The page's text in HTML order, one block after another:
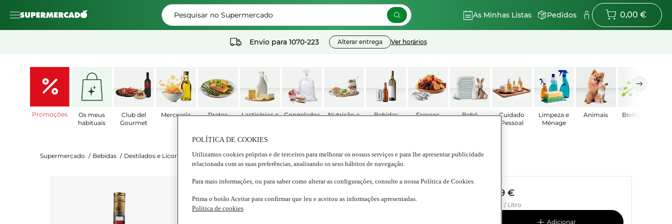
Pesquisar no Supermercado As Minhas Listas Pedidos 0,00 €
Envio para 1070-223 Alterar entrega Ver horários
Promoções
Os meus
habituais
Club del
Gourmet
Mercearia
Pratos
Lacticínios e
Congelados
Nutrição e
Bebidas Frescos Bebé
Cuidado
Pessoal
Limpeza e
Ménage
Animais Biológicos
Supermercado / Bebidas / Destilados e Licores Vermute e Aperitivos / Aperitivos diversos
Campari
Garrafa|70 cl
18,99 €
27,13 € / Litro
adicionar
POLÍTICA DE COOKIES
Utilizamos cookies próprias e de terceiros para melhorar os nossos serviços e para lhe apresentar publicidade
relacionada com as suas preferências, analisando os seus hábitos de navegação.
Para mais informações, ou para saber como alterar as configurações, consulte a nossa Política de Cookies.
Prima o botão Aceitar para confirmar que leu e aceitou as informações apresentadas.
Política de cookies